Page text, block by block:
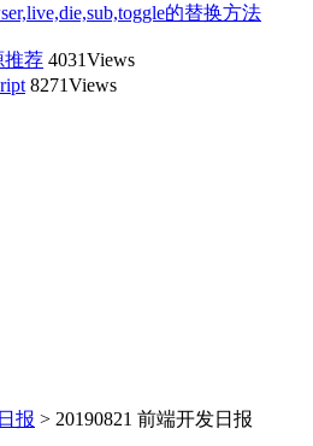
的替换方法
推荐 4031Views
8271Views
报 > 20190821 前端开发日报